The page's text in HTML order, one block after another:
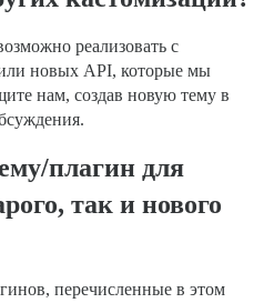
реализовать с
новых API, которые мы
нам, создав новую тему в
плагин для
так и нового
перечисленные в этом